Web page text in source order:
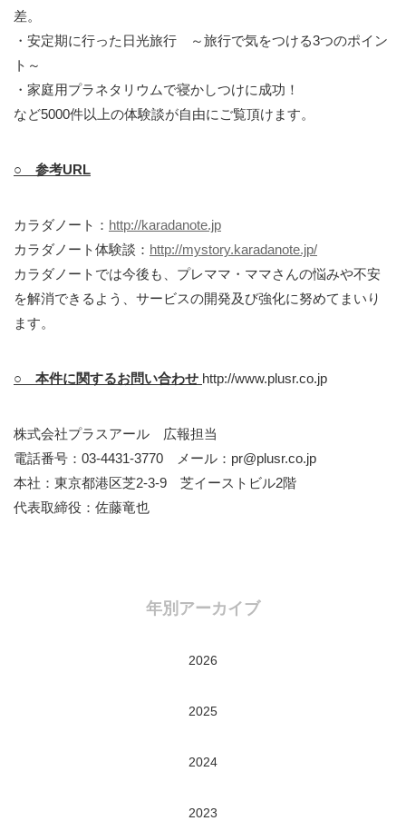
差。
・安定期に行った日光旅行 ～旅行で気をつける3つのポイン
ト～
・家庭用プラネタリウムで寝かしつけに成功！
など5000件以上の体験談が自由にご覧頂けます。
○ 参考URL
カラダノート： http://karadanote.jp
カラダノート体験談： http://mystory.karadanote.jp/
カラダノートでは今後も、プレママ・ママさんの悩みや不安
を解消できるよう、サービスの開発及び強化に努めてまいり
ます。
○ 本件に関するお問い合わせ http://www.plusr.co.jp
株式会社プラスアール 広報担当
電話番号：03-4431-3770 メール：pr@plusr.co.jp
本社：東京都港区芝2-3-9 芝イーストビル2階
代表取締役：佐藤竜也
年別アーカイブ
2026
2025
2024
2023